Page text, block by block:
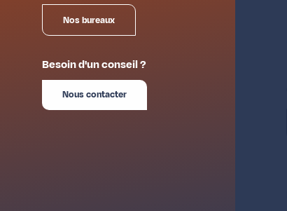
Nos bureaux
Besoin d'un conseil ?
Nous contacter